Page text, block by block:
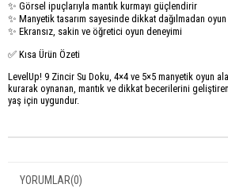
✨ Görsel ipuçlarıyla mantık kurmayı güçlendirir
✨ Manyetik tasarım sayesinde dikkat dağılmadan oyun
✨ Ekransız, sakin ve öğretici oyun deneyimi
✅ Kısa Ürün Özeti
LevelUp! 9 Zincir Su Doku, 4×4 ve 5×5 manyetik oyun
kurarak oynanan, mantık ve dikkat becerilerini
yaş için uygundur.
YORUMLAR(0)